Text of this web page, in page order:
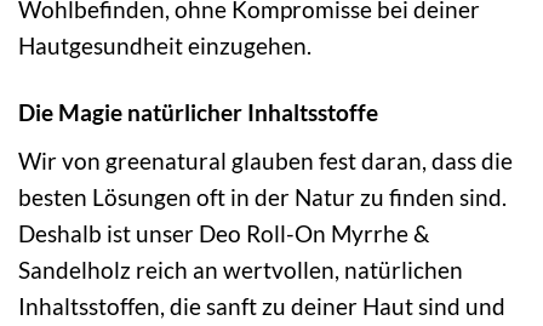
Wohlbefinden, ohne Kompromisse bei deiner
Hautgesundheit einzugehen.
Die Magie natürlicher Inhaltsstoffe
Wir von greenatural glauben fest daran, dass die
besten Lösungen oft in der Natur zu finden sind.
Deshalb ist unser Deo Roll-On Myrrhe &
Sandelholz reich an wertvollen, natürlichen
Inhaltsstoffen, die sanft zu deiner Haut sind und